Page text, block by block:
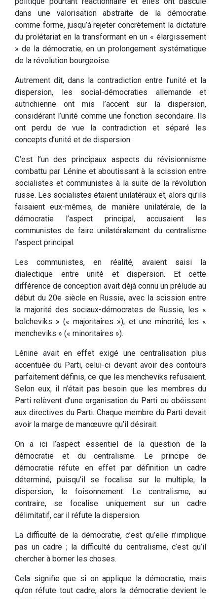
dans une valorisation abstraite de la démocratie
comme forme, jusqu’à rejeter concrètement la dictature
du prolétariat en la transformant en un « élargissement
» de la démocratie, en un prolongement systématique
de la révolution bourgeoise.
Autrement dit, dans la contradiction entre l’unité et la
dispersion, les social-démocraties allemande et
autrichienne ont mis l’accent sur la dispersion,
considérant l’unité comme une fonction secondaire. Ils
ont perdu de vue la contradiction et séparé les
concepts d’unité et de dispersion.
C’est l’un des principaux aspects du révisionnisme
combattu par Lénine et aboutissant à la scission entre
socialistes et communistes à la suite de la révolution
russe. Les socialistes étaient unilatéraux et, alors qu’ils
faisaient eux-mêmes, de manière unilatérale, de la
démocratie l’aspect principal, accusaient les
communistes de faire unilatéralement du centralisme
l’aspect principal.
Les communistes, en réalité, avaient saisi la
dialectique entre unité et dispersion. Et cette
différence de conception avait déjà connu un prélude au
début du 20e siècle en Russie, avec la scission entre
la majorité des sociaux-démocrates de Russie, les «
bolcheviks » (« majoritaires »), et une minorité, les «
mencheviks » (« minoritaires »).
Lénine avait en effet exigé une centralisation plus
accentuée du Parti, celui-ci devant avoir des contours
parfaitement définis, ce que les mencheviks refusaient.
Selon eux, il n’était pas besoin que les membres du
Parti relèvent d’une organisation du Parti ou obéissent
aux directives du Parti. Chaque membre du Parti devait
avoir la marge de manœuvre qu’il désirait.
On a ici l’aspect essentiel de la question de la
démocratie et du centralisme. Le principe de
démocratie réfute en effet par définition un cadre
déterminé, puisqu’il se focalise sur le multiple, la
dispersion, le foisonnement. Le centralisme, au
contraire, se focalise uniquement sur un cadre
délimitatif, car il réfute la dispersion.
La difficulté de la démocratie, c’est qu’elle n’implique
pas un cadre ; la difficulté du centralisme, c’est qu’il
chercher à borner les choses.
Cela signifie que si on applique la démocratie, mais
qu’on réfute tout cadre, alors la démocratie devient le